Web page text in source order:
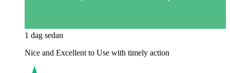
1 dag sedan
Nice and Excellent to Use with timely action